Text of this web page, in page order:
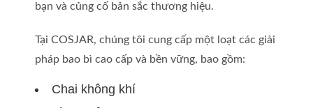
bạn và củng cố bản sắc thương hiệu.
Tại COSJAR, chúng tôi cung cấp một loạt các giải
pháp bao bì cao cấp và bền vững, bao gồm:
Chai không khí